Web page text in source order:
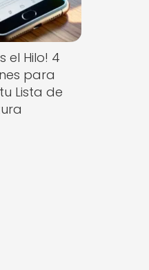
el Hilo! 4
para
Lista de